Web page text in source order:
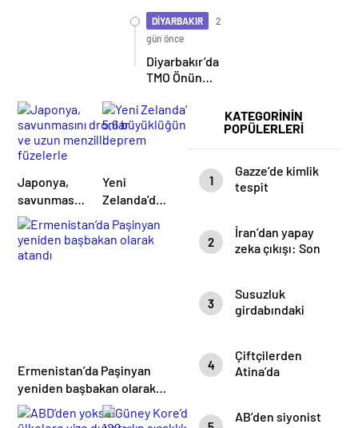
DİYARBAKIR
2
gün önce
Diyarbakır’da
TMO Önünde
“Haftaya
Gel” Cevabı
KATEGORİNİN
POPÜLERLERİ
1
Gazze’de kimlik
tespit
naaştan 99’unun
kimliği belirlendi
2
İran’dan yapay
zeka çıkışı: Son
3
Susuzluk
girdabındaki
4
Çiftçilerden
Atina’da
AB’den siyonist
Japonya,
savunmasını
dronlar ve
uzun
menzilli
Yeni
Zelanda’da
5.6
büyüklüğünde
Ermenistan’da Paşinyan
yeniden başbakan olarak
atandı